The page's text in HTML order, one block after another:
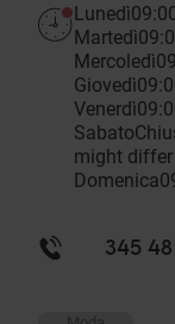
Lunedì
Martedì
Mercoledì
Giovedì
Venerdì
Sabato
might differ
Domenica
345